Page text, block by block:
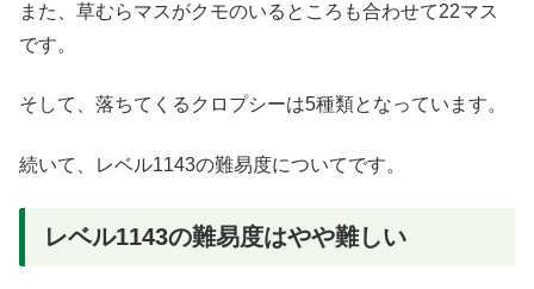
また、草むらマスがクモのいるところも合わせて22マス
です。
そして、落ちてくるクロプシーは5種類となっています。
続いて、レベル1143の難易度についてです。
レベル1143の難易度はやや難しい